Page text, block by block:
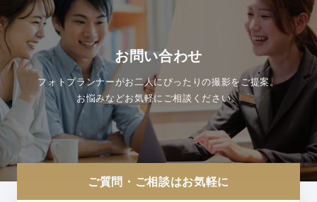
お問い合わせ
フォトプランナーがお二人にぴったりの撮影をご提案。
お悩みなどお気軽にご相談ください。
ご質問・ご相談はお気軽に